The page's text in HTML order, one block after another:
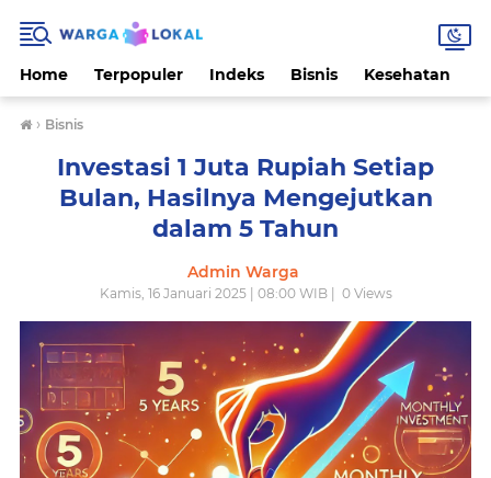
Home Terpopuler Indeks Bisnis Kesehatan
› Bisnis
Investasi 1 Juta Rupiah Setiap
Bulan, Hasilnya Mengejutkan
dalam 5 Tahun
Admin Warga
Kamis, 16 Januari 2025 | 08:00 WIB | 0Views